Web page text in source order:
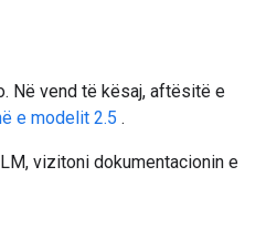
Në vend të kësaj, aftësitë e
e modelit 2.5 .
vizitoni dokumentacionin e